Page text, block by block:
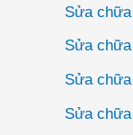
Sửa
Sửa
Sửa
Sửa